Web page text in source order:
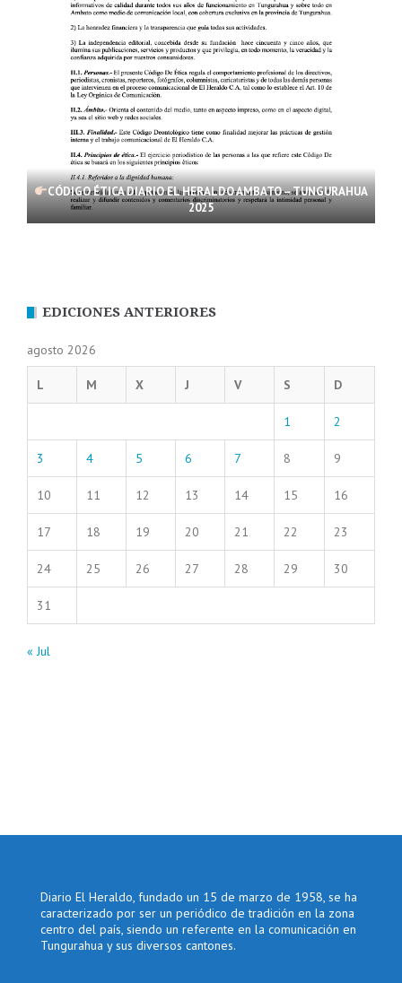
CÓDIGO ÉTICA DIARIO EL HERALDO AMBATO – TUNGURAHUA
2025
EDICIONES ANTERIORES
agosto 2026
L M X J V S D
1 2
3 4 5 6 7 8 9
10 11 12 13 14 15 16
17 18 19 20 21 22 23
24 25 26 27 28 29 30
31
« Jul
Diario El Heraldo, fundado un 15 de marzo de 1958, se ha
caracterizado por ser un periódico de tradición en la zona
centro del país, siendo un referente en la comunicación en
Tungurahua y sus diversos cantones.